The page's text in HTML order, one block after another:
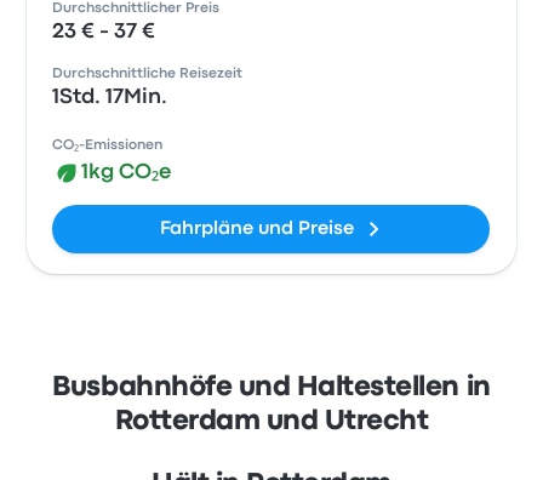
Durchschnittlicher Preis
23 € - 37 €
Durchschnittliche Reisezeit
1Std. 17Min.
CO₂-Emissionen
1kg CO₂e
Fahrpläne und Preise
Busbahnhöfe und Haltestellen in
Rotterdam und Utrecht